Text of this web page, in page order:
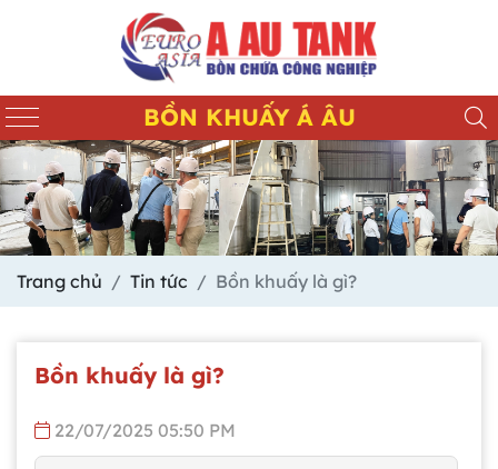
BỒN KHUẤY Á ÂU
Trang chủ Tin tức Bồn khuấy là gì?
Bồn khuấy là gì?
22/07/2025 05:50 PM